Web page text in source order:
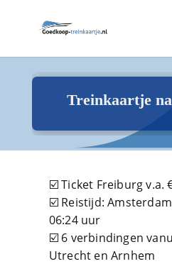
Treinkaartje
☑️ Ticket Freiburg v.a.
☑️ Reistijd:
06:24 uur
☑️ 6 verbindingen
Utrecht en Arnhem